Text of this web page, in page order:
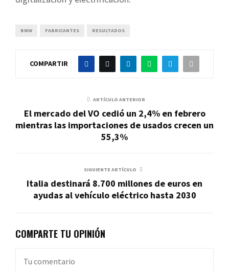
BMW FABRICANTES RESULTADOS
COMPARTIR
ARTÍCULO ANTERIOR
El mercado del VO cedió un 2,4% en febrero
mientras las importaciones de usados crecen un
55,3%
SIGUIENTE ARTÍCULO
Italia destinará 8.700 millones de euros en
ayudas al vehículo eléctrico hasta 2030
COMPARTE TU OPINIÓN